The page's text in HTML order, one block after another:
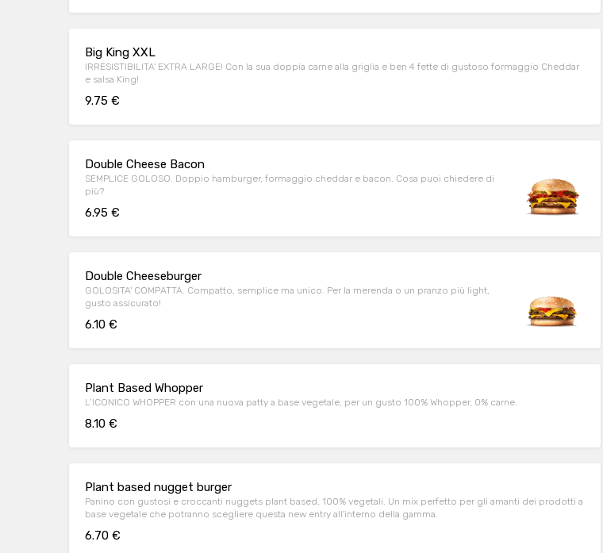
Big King XXL
IRRESISTIBILITA' EXTRA LARGE! Con la sua doppia carne alla griglia e ben 4 fette di gustoso formaggio Cheddar
e salsa King!
9.75 €
Double Cheese Bacon
SEMPLICE GOLOSO. Doppio hamburger, formaggio cheddar e bacon. Cosa puoi chiedere di
più?
6.95 €
Double Cheeseburger
GOLOSITA' COMPATTA. Compatto, semplice ma unico. Per la merenda o un pranzo più light,
gusto assicurato!
6.10 €
Plant Based Whopper
L’ICONICO WHOPPER con una nuova patty a base vegetale, per un gusto 100% Whopper, 0% carne.
8.10 €
Plant based nugget burger
Panino con gustosi e croccanti nuggets plant based, 100% vegetali. Un mix perfetto per gli amanti dei prodotti a
base vegetale che potranno scegliere questa new entry all'interno della gamma.
6.70 €